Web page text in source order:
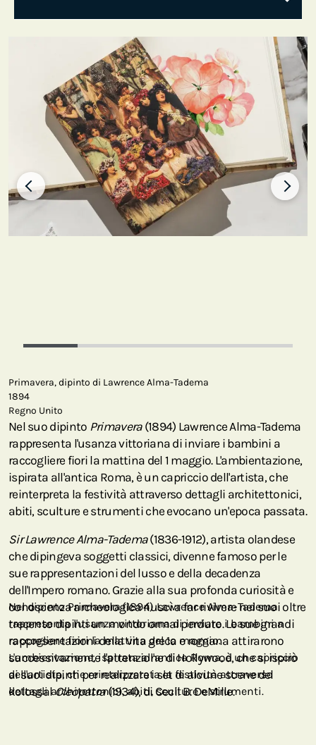
Primavera, dipinto di Lawrence Alma-Tadema
1894
Regno Unito
Nel suo dipinto Primavera(1894) Lawrence Alma-Tadema
rappresenta l'usanza vittoriana di inviare i bambini a
raccogliere fiori la mattina del 1 maggio. L'ambientazione,
ispirata all'antica Roma, è un capriccio dell'artista, che
reinterpreta la festività attraverso dettagli architettonici,
abiti, sculture e strumenti che evocano un'epoca passata.
Sir Lawrence Alma-Tadema(1836-1912), artista olandese
che dipingeva soggetti classici, divenne famoso per le
sue rappresentazioni del lusso e della decadenza
dell'Impero romano. Grazie alla sua profonda curiosità e
conoscenza archeologica riuscì a far rivivere nei suoi oltre
trecento dipinti un mondo ormai perduto. Le sue grandi
rappresentazioni della vita greca e romana attirarono
successivamente l'attenzione di Hollywood, che si ispirò
ai suoi dipinti per realizzare i set di alcune scene del
kolossalCleopatra(1934), di Cecil B. DeMille.
Nel dipinto Primavera (1894) Lawrence Alma-Tadema
rappresenta l'usanza vittoriana di inviare i bambini a
raccogliere fiori la mattina del 1º maggio.
L'ambientazione, ispirata all'antica Roma, è un capriccio
dell'artista, che reinterpretata la festività attraverso
dettagli architettonici, abiti, sculture e strumenti.